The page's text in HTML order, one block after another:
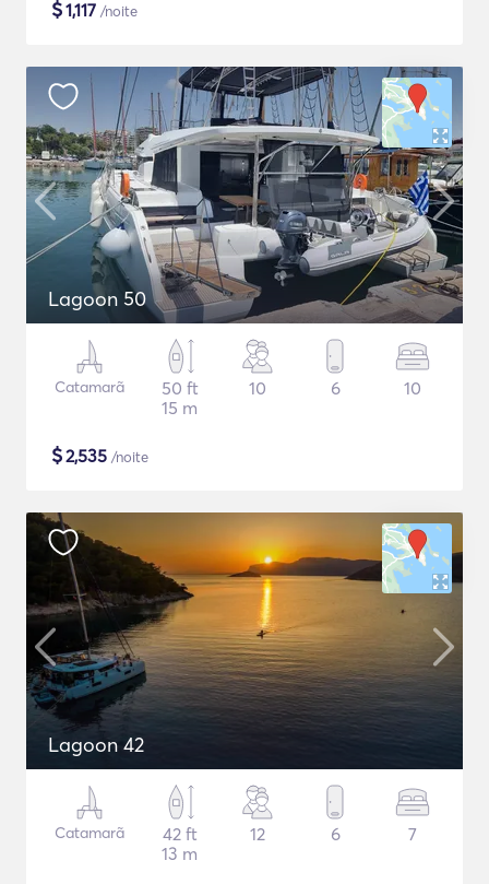
$1,117 /noite
Lagoon 50
Catamarã
50 ft
15 m
10 6 10
$2,535 /noite
Lagoon 42
Catamarã
42 ft
13 m
12 6 7